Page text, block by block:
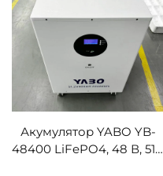
Акумулятор YABO YB-
48400 LiFePO4, 48 В, 51,2